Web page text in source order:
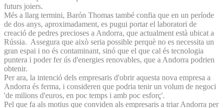
futurs joiers.
Més a llarg termini, Barón Thomas també confia que en un període
de dos anys, aproximadament, es pugui portar el laboratori de
creació de pedres precioses a Andorra, que actualment està ubicat a
Rússia. Assegura que això seria possible perquè no es necessita un
gran espai i no és contaminant, sinó que el que cal és tecnologia
puntera i poder fer ús d'energies renovables, que a Andorra podrien
obtenir.
Per ara, la intenció dels empresaris d'obrir aquesta nova empresa a
Andorra és ferma, i consideren que podria tenir un volum de negoci
'de milions d'euros, en poc temps i amb poc esforç'.
Pel que fa als motius que conviden als empresaris a triar Andorra per